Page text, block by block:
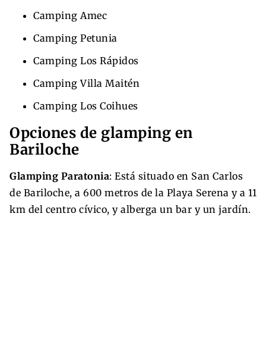
Camping Amec
Camping Petunia
Camping Los Rápidos
Camping Villa Maitén
Camping Los Coihues
Opciones de glamping en
Bariloche
Glamping Paratonia: Está situado en San Carlos
de Bariloche, a 600 metros de la Playa Serena y a 11
km del centro cívico, y alberga un bar y un jardín.